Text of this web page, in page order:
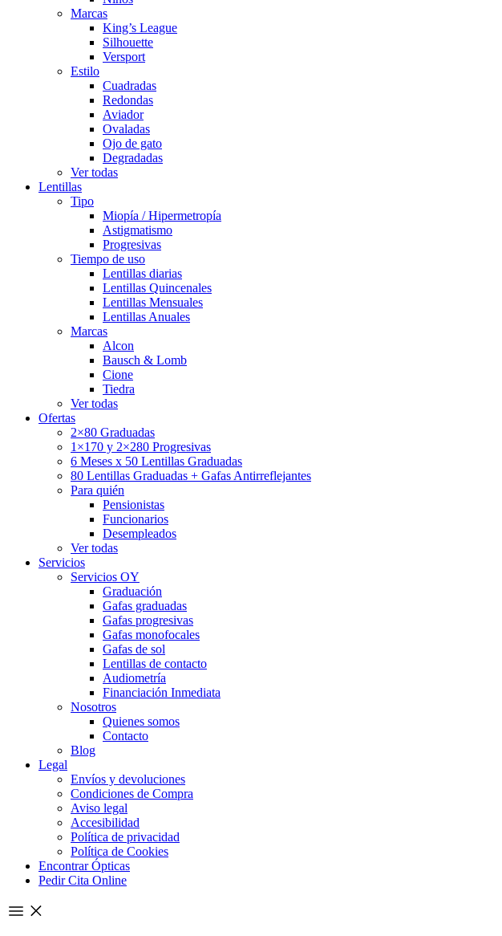
Marcas
King’s League
Silhouette
Versport
Estilo
Cuadradas
Redondas
Aviador
Ovaladas
Ojo de gato
Degradadas
Ver todas
Lentillas
Tipo
Miopía / Hipermetropía
Astigmatismo
Progresivas
Tiempo de uso
Lentillas diarias
Lentillas Quincenales
Lentillas Mensuales
Lentillas Anuales
Marcas
Alcon
Bausch & Lomb
Cione
Tiedra
Ver todas
Ofertas
2×80 Graduadas
1×170 y 2×280 Progresivas
6 Meses x 50 Lentillas Graduadas
80 Lentillas Graduadas + Gafas Antirreflejantes
Para quién
Pensionistas
Funcionarios
Desempleados
Ver todas
Servicios
Servicios OY
Graduación
Gafas graduadas
Gafas progresivas
Gafas monofocales
Gafas de sol
Lentillas de contacto
Audiometría
Financiación Inmediata
Nosotros
Quienes somos
Contacto
Blog
Legal
Envíos y devoluciones
Condiciones de Compra
Aviso legal
Accesibilidad
Política de privacidad
Política de Cookies
Encontrar Ópticas
Pedir Cita Online